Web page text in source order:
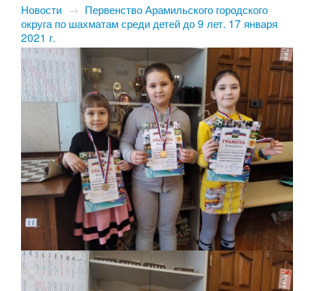
Новости → Первенство Арамильского городского
округа по шахматам среди детей до 9 лет. 17 января
2021 г.